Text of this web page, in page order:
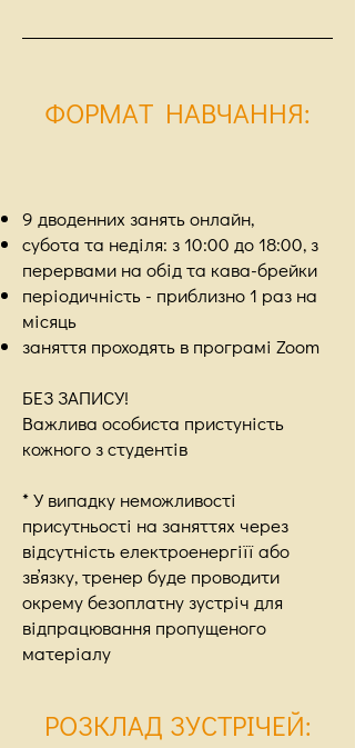
ФОРМАТ НАВЧАННЯ:
9 дводенних занять онлайн,
субота та неділя: з 10:00 до 18:00, з
перервами на обід та кава-брейки
періодичність - приблизно 1 раз на
місяць
заняття проходять в програмі Zoom
БЕЗ ЗАПИСУ!
Важлива особиста пристуність
кожного з студентів
* У випадку неможливості
присутньості на заняттях через
відсутність електроенергіїї або
звʼязку, тренер буде проводити
окрему безоплатну зустріч для
відпрацювання пропущеного
матеріалу
РОЗКЛАД ЗУСТРІЧЕЙ: